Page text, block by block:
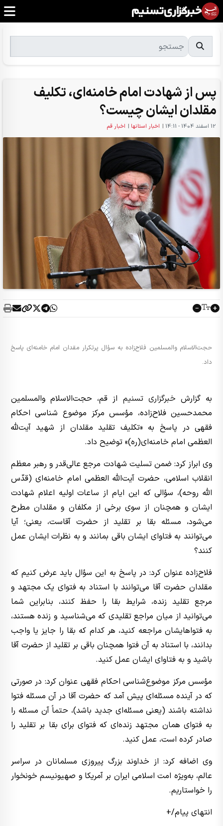
پس از شهادت امام خامنه‌ای، تکلیف
مقلدان ایشان چیست؟
12 اسفند 1404 - 14:11 | اخبار استانها | اخبار قم
حجت‌الاسلام والمسلمین فلاح‌زاده به سؤال پرتکرار مقدان امام خامنه‌ای پاسخ
داد.
به گزارش خبرگزاری تسنیم از قم، حجت‌الاسلام والمسلمین
محمدحسین فلاح‌زاده، مؤسس مرکز موضوع شناسی احکام
فقهی در پاسخ به «تکلیف تقلید مقلدان از شهید آیت‌‌لله
العظمی امام خامنه‌ای(ره)» توضیح داد.
وی ابراز کرد: ضمن تسلیت شهادت مرجع عالی‌قدر و رهبر معظم
انقلاب اسلامی، حضرت آیت‌الله العظمی امام خامنه‌ای (قدّس
اللّه روحه)، سؤالی که این ایام از ساعات اولیه اعلام شهادت
ایشان و همچنان از سوی برخی از مکلفان و مقلدان مطرح
می‌شود، مسئله‌ بقا بر تقلید از حضرت آقاست، یعنی؛ آیا
می‌توانند به فتاوای ایشان باقی بمانند و به نظرات ایشان عمل
کنند؟
فلاح‌زاده عنوان کرد: در پاسخ به این سؤال باید عرض کنیم که
مقلدان حضرت آقا می‌توانند با استناد به فتوای یک مجتهد و
مرجع تقلید زنده، شرایط بقا را حفظ کنند، بنابراین شما
می‌توانید از میان مراجع تقلیدی که می‌شناسید و زنده هستند،
به فتواهایشان مراجعه کنید، هر کدام که بقا را جایز یا واجب
بدانند، با استناد به آن فتوا همچنان باقی بر تقلید از حضرت آقا
باشید و به فتاوای ایشان عمل کنید.
مؤسس مرکز موضوع‌شناسی احکام فقهی عنوان کرد: در صورتی
که در آینده مسئله‌ای پیش آمد که حضرت آقا در آن مسئله فتوا
نداشته باشند (یعنی مسئله‌ای جدید باشد)، حتماً آن مسئله را
به فتوای همان مجتهد زنده‌ای که فتوای برای بقا بر تقلید را
صادر کرده است، عمل کنید.
وی اضافه کرد: از خداوند بزرگ پیروزی مسلمانان در سراسر
عالم، به‌ویژه امت اسلامی ایران بر آمریکا و صهیونیسم خونخوار
را خواستاریم.
انتهای پیام/+